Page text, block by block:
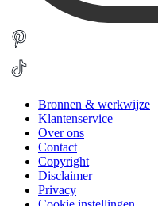
Bronnen & werkwijze
Klantenservice
Over ons
Contact
Copyright
Disclaimer
Privacy